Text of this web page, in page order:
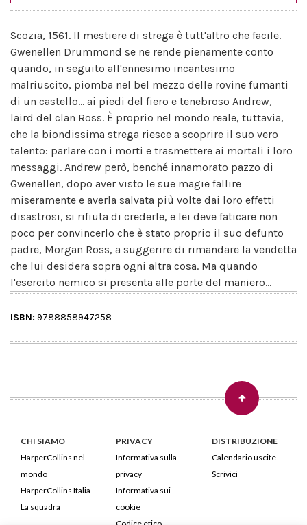
Scozia, 1561. Il mestiere di strega è tutt'altro che facile.
Gwenellen Drummond se ne rende pienamente conto
quando, in seguito all'ennesimo incantesimo
malriuscito, piomba nel bel mezzo delle rovine fumanti
di un castello... ai piedi del fiero e tenebroso Andrew,
laird del clan Ross. È proprio nel mondo reale, tuttavia,
che la biondissima strega riesce a scoprire il suo vero
talento: parlare con i morti e trasmettere ai mortali i loro
messaggi. Andrew però, benché innamorato pazzo di
Gwenellen, dopo aver visto le sue magie fallire
miseramente e averla salvata più volte dai loro effetti
disastrosi, si rifiuta di crederle, e lei deve faticare non
poco per convincerlo che è stato proprio il suo defunto
padre, Morgan Ross, a suggerire di rimandare la vendetta
che lui desidera sopra ogni altra cosa. Ma quando
l'esercito nemico si presenta alle porte del maniero...
ISBN: 9788858947258
CHI SIAMO
HarperCollins nel
mondo
HarperCollins Italia
La squadra
PRIVACY
Informativa sulla
privacy
Informativa sui
cookie
DISTRIBUZIONE
Calendario uscite
Scrivici